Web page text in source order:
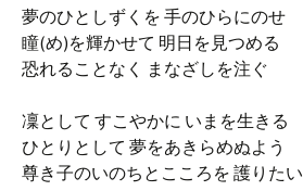
夢のひとしずくを 手のひらにのせ
瞳(め)を輝かせて 明日を見つめる
恐れることなく まなざしを注ぐ
凜として すこやかに いまを生きる
ひとりとして 夢をあきらめぬよう
尊き子のいのちとこころを 護りたい